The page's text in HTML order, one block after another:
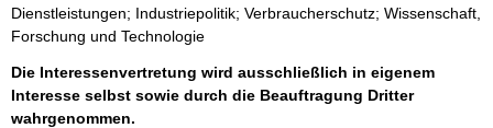
Dienstleistungen; Industriepolitik; Verbraucherschutz; Wissenschaft,
Forschung und Technologie
Die Interessenvertretung wird ausschließlich in eigenem
Interesse selbst sowie durch die Beauftragung Dritter
wahrgenommen.